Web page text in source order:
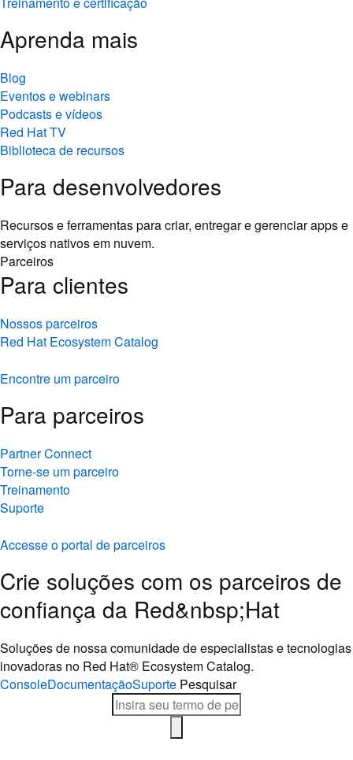
Aprenda mais
Blog
Eventos e webinars
Podcasts e vídeos
Red Hat TV
Biblioteca de recursos
Para desenvolvedores
Recursos e ferramentas para criar, entregar e gerenciar apps e
serviços nativos em nuvem.
Parceiros
Para clientes
Nossos parceiros
Red Hat Ecosystem Catalog
Encontre um parceiro
Para parceiros
Partner Connect
Torne-se um parceiro
Treinamento
Suporte
Accesse o portal de parceiros
Crie soluções com os parceiros de
confiança da Red&nbsp;Hat
Soluções de nossa comunidade de especialistas e tecnologias
inovadoras no Red Hat® Ecosystem Catalog.
ConsoleDocumentaçãoSuporte Pesquisar